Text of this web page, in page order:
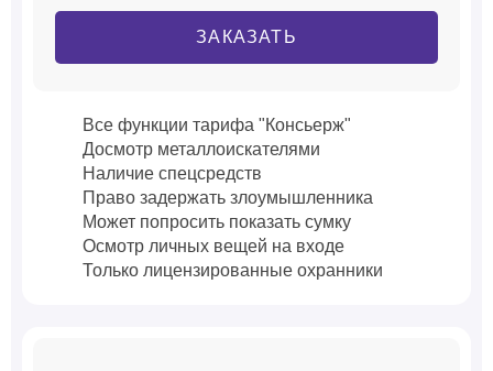
ЗАКАЗАТЬ
Все функции тарифа "Консьерж"
Досмотр металлоискателями
Наличие спецсредств
Право задержать злоумышленника
Может попросить показать сумку
Осмотр личных вещей на входе
Только лицензированные охранники